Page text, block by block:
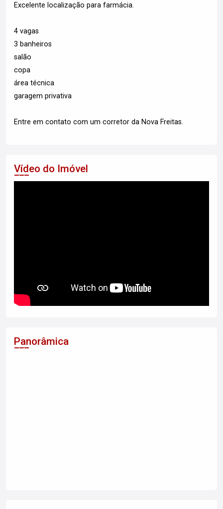
Excelente localização para farmácia.
4 vagas
3 banheiros
salão
copa
área técnica
garagem privativa
Entre em contato com um corretor da Nova Freitas.
Vídeo do Imóvel
Panorâmica